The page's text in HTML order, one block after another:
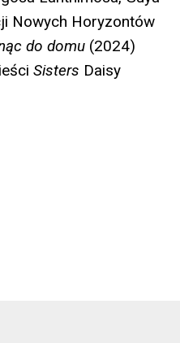
Nowych Horyzontów
do domu (2024)
Sisters Daisy